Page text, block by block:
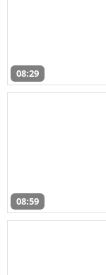
08:29
08:59